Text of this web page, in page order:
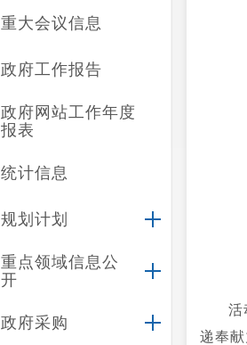
重大会议信息
政府工作报告
政府网站工作年度
报表
统计信息
规划计划
重点领域信息公
开
政府采购
活
递奉